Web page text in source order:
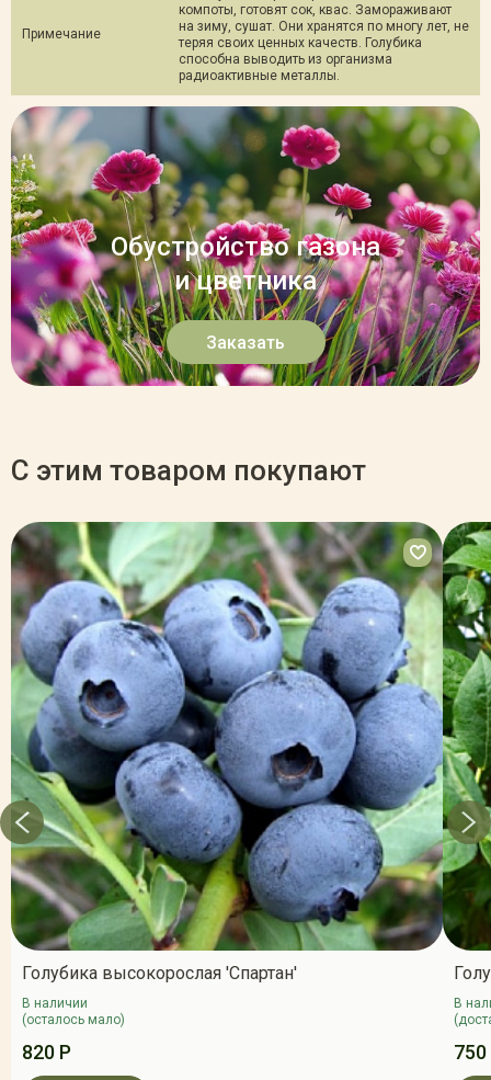
Примечание
компоты, готовят сок, квас. Замораживают
на зиму, сушат. Они хранятся по многу лет, не
теряя своих ценных качеств. Голубика
способна выводить из организма
радиоактивные металлы.
Обустройство газона
и цветника
Заказать
С этим товаром покупают
Голубика высокорослая 'Спартан'
В наличии
(осталось мало)
820 Р
В